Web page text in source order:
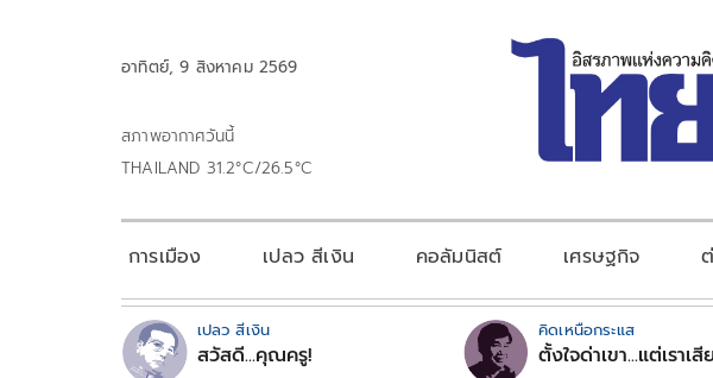
อาทิตย์, 9 สิงหาคม 2569
สภาพอากาศวันนี้
THAILAND 31.2°C/26.5°C
การเมือง เปลว สีเงิน คอลัมนิสต์ เศรษฐกิจ
เปลว สีเงิน
สวัสดี...คุณครู!
คิดเหนือกระแส
ตั้งใจด่าเขา...แต่เราเ